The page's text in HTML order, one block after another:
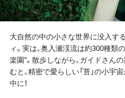
大自然の中の小さな世界に没入す
ィ。実は、奥入瀬渓流は約300種類
楽園”。散歩しながら、ガイドさん
むと、精密で愛らしい「苔」の小宇
中に！